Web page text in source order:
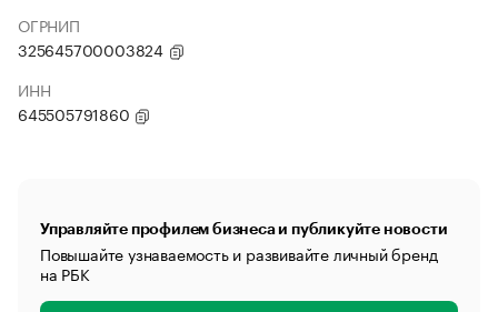
ОГРНИП
325645700003824
ИНН
645505791860
Управляйте профилем бизнеса и публикуйте новости
Повышайте узнаваемость и развивайте личный бренд
на РБК